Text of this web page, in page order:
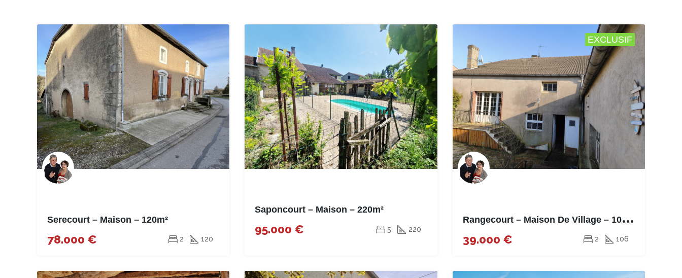
Serecourt – Maison – 120m²
78.000 € 2 120
Saponcourt – Maison – 220m²
95.000 € 5 220
EXCLUSIF
R
angecourt – Maison De Village – 106m²
39.000 € 2 106